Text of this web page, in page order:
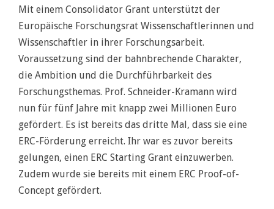
Mit einem Consolidator Grant unterstützt der
Europäische Forschungsrat Wissenschaftlerinnen und
Wissenschaftler in ihrer Forschungsarbeit.
Voraussetzung sind der bahnbrechende Charakter,
die Ambition und die Durchführbarkeit des
Forschungsthemas. Prof. Schneider-Kramann wird
nun für fünf Jahre mit knapp zwei Millionen Euro
gefördert. Es ist bereits das dritte Mal, dass sie eine
ERC-Förderung erreicht. Ihr war es zuvor bereits
gelungen, einen ERC Starting Grant einzuwerben.
Zudem wurde sie bereits mit einem ERC Proof-of-
Concept gefördert.